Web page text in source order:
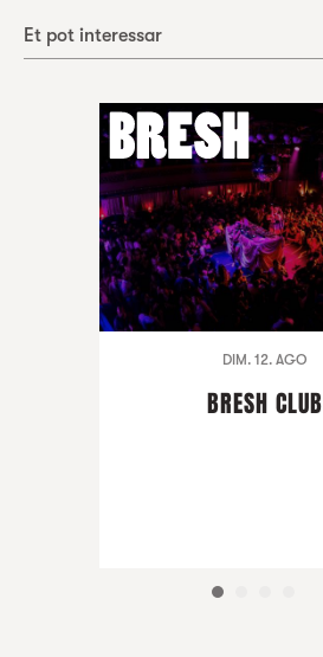
Et pot interessar
DIM. 12. AGO
BRESH CLUB